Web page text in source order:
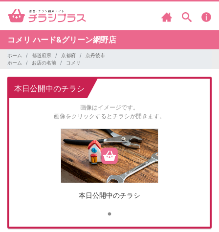
コメリハード&グリーン網野店
ホーム 都道府県 京都府
京丹後市
ホーム
お店の名前 コメリ
本日公開中のチラシ
画像はイメージです。
画像をクリックするとチラシが開きます。
本日公開中のチラシ